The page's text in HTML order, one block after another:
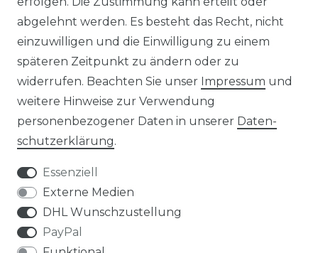
☞ Mehr als 200.000 Produkte am Lager
Impressum Daten­schutz­erklärung
Widerrufs­recht
abgelehnt werden. Es besteht das Recht, nicht
einzuwilligen und die Einwilligung zu einem
späteren Zeitpunkt zu ändern oder zu
widerrufen. Beachten Sie unser Impressum und
weitere Hinweise zur Verwendung
personenbezogener Daten in unserer Daten­
schutz­erklärung.
Essenziell
Externe Medien
DHL Wunschzustellung
PayPal